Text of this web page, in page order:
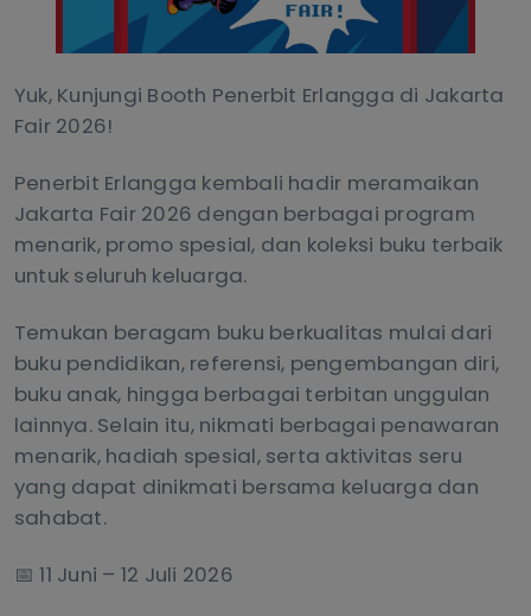
Yuk, Kunjungi Booth Penerbit Erlangga di Jakarta
Fair 2026!
Penerbit Erlangga kembali hadir meramaikan
Jakarta Fair 2026 dengan berbagai program
menarik, promo spesial, dan koleksi buku terbaik
untuk seluruh keluarga.
Temukan beragam buku berkualitas mulai dari
buku pendidikan, referensi, pengembangan diri,
buku anak, hingga berbagai terbitan unggulan
lainnya. Selain itu, nikmati berbagai penawaran
menarik, hadiah spesial, serta aktivitas seru
yang dapat dinikmati bersama keluarga dan
sahabat.
📅 11 Juni – 12 Juli 2026